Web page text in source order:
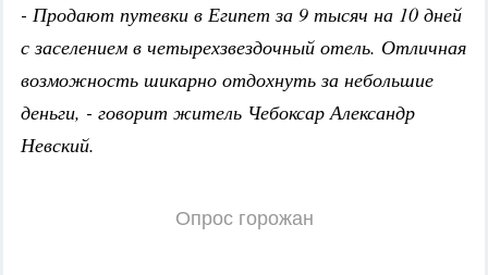
- Продают путевки в Египет за 9 тысяч на 10 дней
с заселением в четырехзвездочный отель. Отличная
возможность шикарно отдохнуть за небольшие
деньги, - говорит житель Чебоксар Александр
Невский.
Опрос горожан